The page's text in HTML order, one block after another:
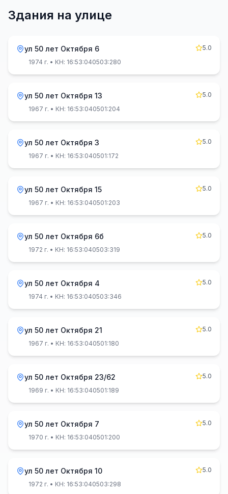
Здания на улице
ул 50 лет Октября 6
5.0
1974 г. • КН: 16:53:040503:280
ул 50 лет Октября 13
5.0
1967 г. • КН: 16:53:040501:204
ул 50 лет Октября 3
5.0
1967 г. • КН: 16:53:040501:172
ул 50 лет Октября 15
5.0
1967 г. • КН: 16:53:040501:203
ул 50 лет Октября 6б
5.0
1972 г. • КН: 16:53:040503:319
ул 50 лет Октября 4
5.0
1974 г. • КН: 16:53:040503:346
ул 50 лет Октября 21
5.0
1967 г. • КН: 16:53:040501:180
ул 50 лет Октября 23/62
5.0
1969 г. • КН: 16:53:040501:189
ул 50 лет Октября 7
5.0
1970 г. • КН: 16:53:040501:200
ул 50 лет Октября 10
5.0
1972 г. • КН: 16:53:040503:298